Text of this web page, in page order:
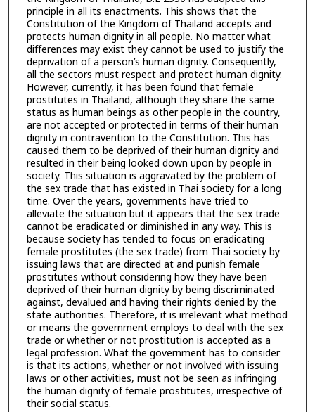
principle in all its enactments. This shows that the
Constitution of the Kingdom of Thailand accepts and
protects human dignity in all people. No matter what
differences may exist they cannot be used to justify the
deprivation of a person’s human dignity. Consequently,
all the sectors must respect and protect human dignity.
However, currently, it has been found that female
prostitutes in Thailand, although they share the same
status as human beings as other people in the country,
are not accepted or protected in terms of their human
dignity in contravention to the Constitution. This has
caused them to be deprived of their human dignity and
resulted in their being looked down upon by people in
society. This situation is aggravated by the problem of
the sex trade that has existed in Thai society for a long
time. Over the years, governments have tried to
alleviate the situation but it appears that the sex trade
cannot be eradicated or diminished in any way. This is
because society has tended to focus on eradicating
female prostitutes (the sex trade) from Thai society by
issuing laws that are directed at and punish female
prostitutes without considering how they have been
deprived of their human dignity by being discriminated
against, devalued and having their rights denied by the
state authorities. Therefore, it is irrelevant what method
or means the government employs to deal with the sex
trade or whether or not prostitution is accepted as a
legal profession. What the government has to consider
is that its actions, whether or not involved with issuing
laws or other activities, must not be seen as infringing
the human dignity of female prostitutes, irrespective of
their social status.